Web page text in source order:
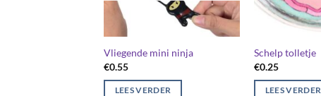
Vliegende mini ninja
€0.55
LEES VERDER
Schelp tolletje
€0.25
LEES VERDER